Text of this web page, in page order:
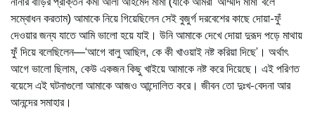
সম্বোধন করতাম) আমাকে নিয়ে গিয়েছিলেন সেই বুজুর্গ দরবেশের কাছে দোয়া-ফুঁ
দেওয়ার জন্য যাতে আমি ভালো হয়ে যাই। উনি আমাকে দেখে দোয়া দুরূদ পড়ে মাথায়
ফুঁ দিয়ে বলেছিলেন—‘আগে বালু আছিল, কে কী খাওয়াই নষ্ট করিয়া দিছে’। অর্থাৎ
আগে ভালো ছিলাম, কেউ একজন কিছু খাইয়ে আমাকে নষ্ট করে দিয়েছে। এই পরিণত
বয়েসে এই ঘটনাগুলো আমাকে আজও আন্দোলিত করে। জীবন তো দুঃখ-বেদনা আর
আনন্দের সমাহার।